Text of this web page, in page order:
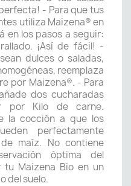
- Para que tus
utiliza Maizena® en
en los pasos a seguir:
¡Así de fácil! -
dulces o saladas,
reemplaza
por Maizena®. - Para
dos cucharadas
por Kilo de carne.
la cocción a que los
perfectamente
maíz. No contiene
óptima del
Maizena Bio en un
del suelo.